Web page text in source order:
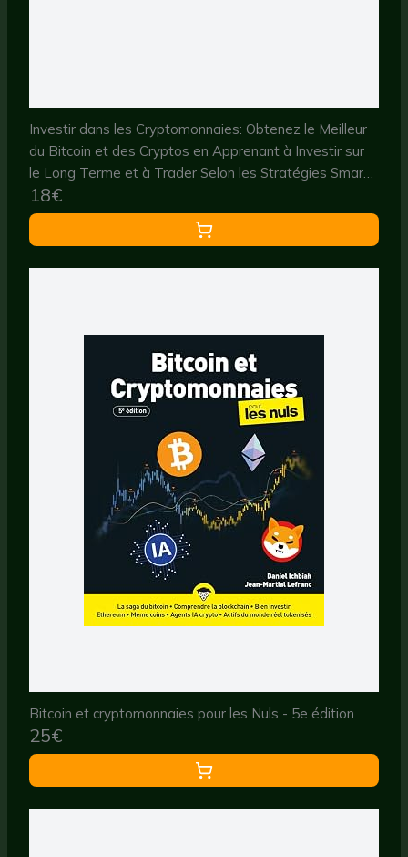
Investir dans les Cryptomonnaies: Obtenez le Meilleur
du Bitcoin et des Cryptos en Apprenant à Investir sur
le Long Terme et à Trader Selon les Stratégies Smart
Money sur les Blockchains DeFi
18€
Bitcoin et cryptomonnaies pour les Nuls - 5e édition
25€